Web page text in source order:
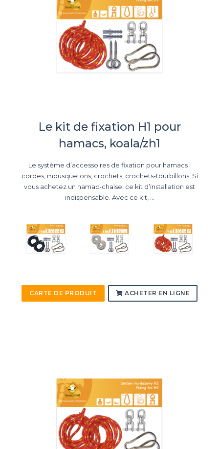
Le kit de fixation H1 pour
hamacs, koala/zh1
Le système d’accessoires de fixation pour hamacs :
cordes, mousquetons, crochets, crochets-tourbillons. Si
vous achetez un hamac-chaise, ce kit d’installation est
indispensable. Avec ce kit, ...
CARTE DE PRODUIT ACHETER EN LIGNE